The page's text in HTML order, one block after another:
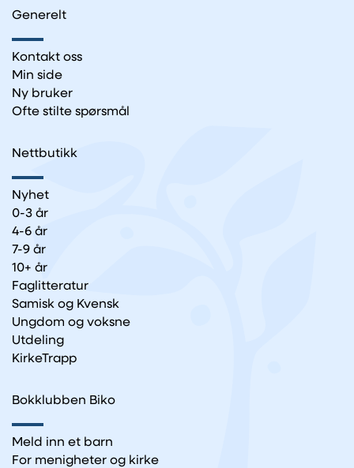
Generelt
Kontakt oss
Min side
Ny bruker
Ofte stilte spørsmål
Nettbutikk
Nyhet
0-3 år
4-6 år
7-9 år
10+ år
Faglitteratur
Samisk og Kvensk
Ungdom og voksne
Utdeling
KirkeTrapp
Bokklubben Biko
Meld inn et barn
For menigheter og kirke